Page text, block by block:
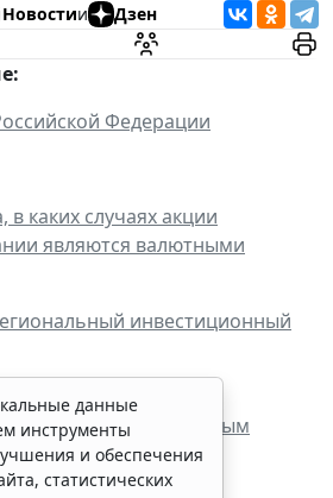
Новостии Дзен
Федерации
каких случаях акции
являются валютными
инвестиционный
об особенностях
по внешнеторговым
данные
инструменты
и обеспечения
статистических